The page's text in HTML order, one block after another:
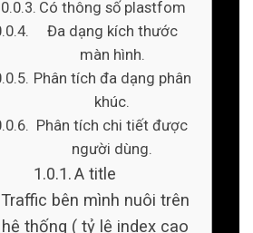
Có thông số plastfom
Đa dạng kích thước
màn hình.
Phân tích đa dạng phân
khúc.
Phân tích chi tiết được
người dùng.
A title
Traffic bên mình nuôi trên
hệ thống ( tỷ lệ index cao